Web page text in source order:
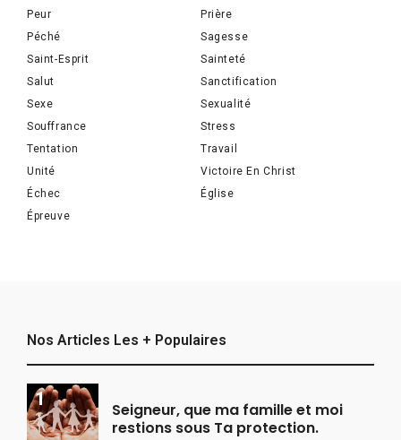
Peur
Prière
Péché
Sagesse
Saint-Esprit
Sainteté
Salut
Sanctification
Sexe
Sexualité
Souffrance
Stress
Tentation
Travail
Unité
Victoire En Christ
Échec
Église
Épreuve
Nos Articles Les + Populaires
Seigneur, que ma famille et moi
restions sous Ta protection.